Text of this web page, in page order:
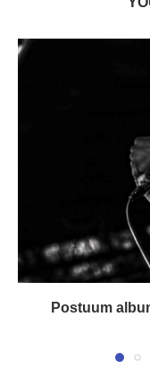
Postuum